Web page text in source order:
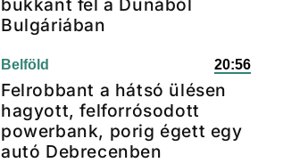
bukkant fel a Dunából
Bulgáriában
Belföld 20:56
Felrobbant a hátsó ülésen
hagyott, felforrósodott
powerbank, porig égett egy
autó Debrecenben